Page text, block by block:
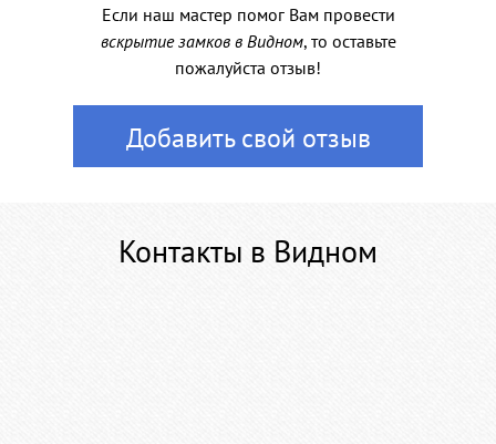
Если наш мастер помог Вам провести
вскрытие замков в Видном, то оставьте
пожалуйста отзыв!
Добавить свой отзыв
Контакты в Видном